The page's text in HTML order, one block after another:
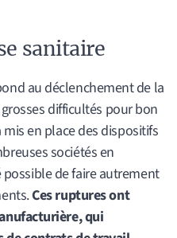
sanitaire
au déclenchement de la
difficultés pour bon
mis en place des dispositifs
sociétés en
possible de faire autrement
Ces ruptures ont
qui